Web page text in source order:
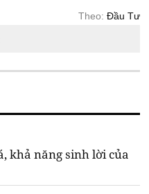
Theo: Đầu Tư
khả năng sinh lời của